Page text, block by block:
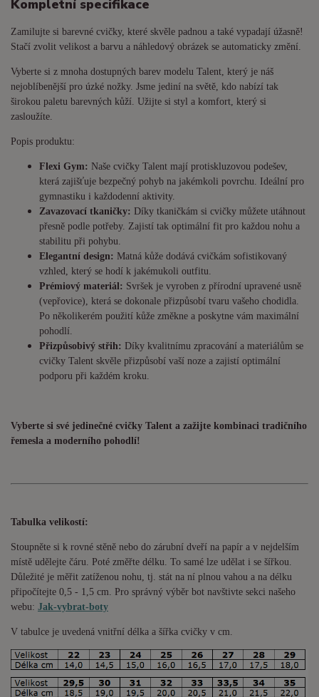
Kompletní specifikace
Zamilujte si barevné cvičky, které skvěle padnou a také vypadají úžasně!
Stačí zvolit velikost a barvu a náhledový obrázek se automaticky změní.
Vyberte si z mnoha dostupných barev modelu Talent, který je náš
nejoblíbenější pro úzké nožky. Jsme jediní na světě, kdo nabízí tak
širokou paletu barevných kůží. Užijte si styl a komfort, který si
zasloužíte.
Popis produktu:
Flexi Gym: Naše cvičky Talent mají protiskluzovou podešev,
která zajišťuje bezpečný pohyb na jakémkoli povrchu. Ideální pro
gymnastiku i každodenní aktivity.
Zavazovací tkaničky: Díky tkaničkám si cvičky můžete utáhnout
přesně podle potřeby. Zajistí tak optimální fit pro každou nohu a
stabilitu při pohybu.
Elegantní design: Matná kůže dodává cvičkám sofistikovaný
vzhled, který se hodí k jakémukoli outfitu.
Prémiový materiál: Svršek je vyroben z přírodní upravené usně
(vepřovice), která se dokonale přizpůsobí tvaru vašeho chodidla.
Po několikerém použití kůže změkne a poskytne vám maximální
pohodlí.
Přizpůsobivý střih: Díky kvalitnímu zpracování a materiálům se
cvičky Talent skvěle přizpůsobí vaší noze a zajistí optimální
podporu při každém kroku.
Vyberte si své jedinečné cvičky Talent a zažijte kombinaci tradičního
řemesla a moderního pohodlí!
Tabulka velikostí:
Stoupněte si k rovné stěně nebo do zárubní dveří na papír a v nejdelším
místě udělejte čáru. Poté změřte délku. To samé lze udělat i se šířkou.
Důležité je měřit zatíženou nohu, tj. stát na ní plnou vahou a na délku
připočítejte 0,5 - 1,5 cm. Pro správný výběr bot navštivte sekci našeho
webu: Jak-vybrat-boty
V tabulce je uvedená vnitřní délka a šířka cvičky v cm.